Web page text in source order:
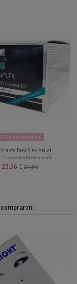
Sin stock online
DecoPlex Arual
Cosmetica Profesional
23,96 € 29,95 €